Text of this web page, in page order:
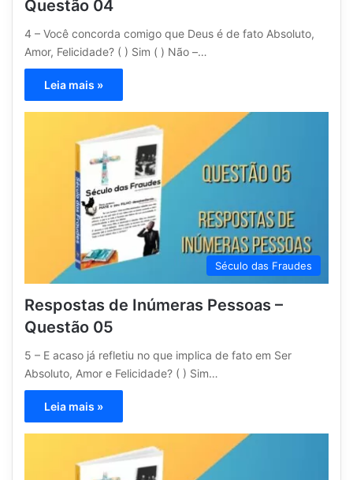
Questão 04
4 – Você concorda comigo que Deus é de fato Absoluto,
Amor, Felicidade? ( ) Sim ( ) Não –…
Leia mais »
Século das Fraudes
Respostas de Inúmeras Pessoas –
Questão 05
5 – E acaso já refletiu no que implica de fato em Ser
Absoluto, Amor e Felicidade? ( ) Sim…
Leia mais »